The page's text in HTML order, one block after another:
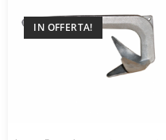
IN OFFERTA!